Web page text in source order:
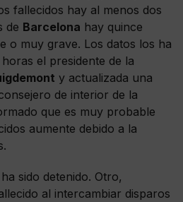
fallecidos hay al menos dos
de Barcelona hay quince
o muy grave. Los datos los ha
el presidente de la
y actualizada una
de interior de la
que es muy probable
aumente debido a la
sido detenido. Otro,
al intercambiar disparos